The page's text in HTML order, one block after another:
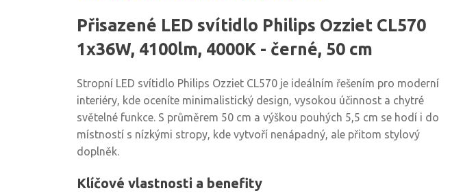
Přisazené LED svítidlo Philips Ozziet CL570
1x36W, 4100lm, 4000K - černé, 50 cm
Stropní LED svítidlo Philips Ozziet CL570 je ideálním řešením pro moderní
interiéry, kde oceníte minimalistický design, vysokou účinnost a chytré
světelné funkce. S průměrem 50 cm a výškou pouhých 5,5 cm se hodí i do
místností s nízkými stropy, kde vytvoří nenápadný, ale přitom stylový
doplněk.
Klíčové vlastnosti a benefity